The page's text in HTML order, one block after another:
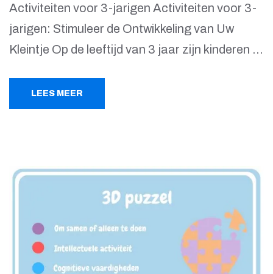
Activiteiten voor 3-jarigen Activiteiten voor 3-
jarigen: Stimuleer de Ontwikkeling van Uw
Kleintje Op de leeftijd van 3 jaar zijn kinderen …
LEES MEER